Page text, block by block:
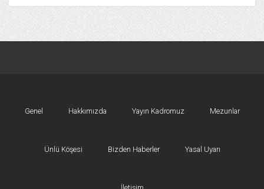
Genel Hakkımızda Yayın Kadromuz Mezunlar
Ünlü Köşesi Bizden Haberler Yasal Uyarı
İletişim